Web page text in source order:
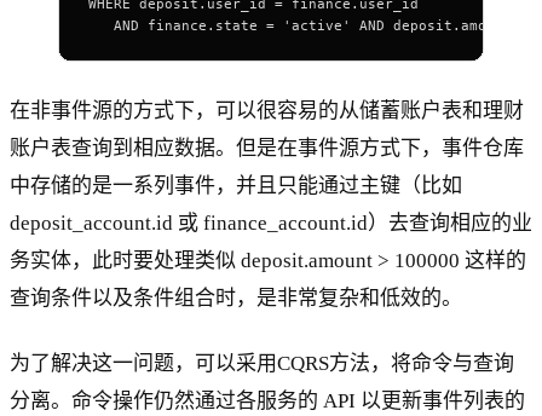
WHERE deposit.user_id = finance.user_id
AND finance.state = 'active' AND deposit.amount >
在非事件源的方式下，可以很容易的从储蓄账户表和理财
账户表查询到相应数据。但是在事件源方式下，事件仓库
中存储的是一系列事件，并且只能通过主键（比如
deposit_account.id 或 finance_account.id）去查询相应的业
务实体，此时要处理类似 deposit.amount > 100000 这样的
查询条件以及条件组合时，是非常复杂和低效的。
为了解决这一问题，可以采用CQRS方法，将命令与查询
分离。命令操作仍然通过各服务的 API 以更新事件列表的